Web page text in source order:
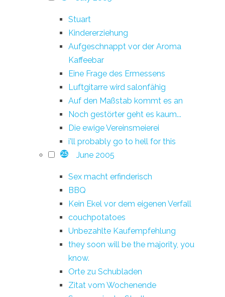
Stuart
Kindererziehung
Aufgeschnappt vor der Aroma
Kaffeebar
Eine Frage des Ermessens
Luftgitarre wird salonfähig
Auf den Maßstab kommt es an
Noch gestörter geht es kaum...
Die ewige Vereinsmeierei
i'll probably go to hell for this
25 June 2005
Sex macht erfinderisch
BBQ
Kein Ekel vor dem eigenen Verfall
couchpotatoes
Unbezahlte Kaufempfehlung
they soon will be the majority, you
know.
Orte zu Schubladen
Zitat vom Wochenende